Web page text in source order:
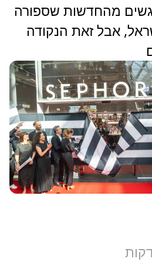
מהחדשות שספורה
אבל זאת הנקודה